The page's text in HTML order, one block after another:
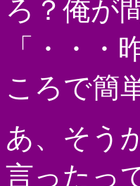
ろ？俺が
「・・
ころで簡
あ、そう
言ったっ